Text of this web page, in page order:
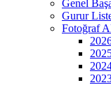
Genel
Gurur
Fotoğraf